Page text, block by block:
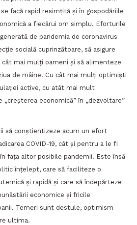
facă rapid resimțită și în gospodăriile
a fiecărui om simplu. Eforturile
de pandemia de coronavirus
socială cuprinzătoare, să asigure
mai mulți oameni și să alimenteze
de mâine. Cu cât mai mulți optimiști
active, cu atât mai mult
„creșterea economică” în „dezvoltare”
să conștientizeze acum un efort
COVID-19, cât și pentru a le fi
fața altor posibile pandemii. Este însă
înțelept, care să faciliteze o
și rapidă și care să îndepărteze
economice și fricile
Temeri sunt destule, optimism
ultima.